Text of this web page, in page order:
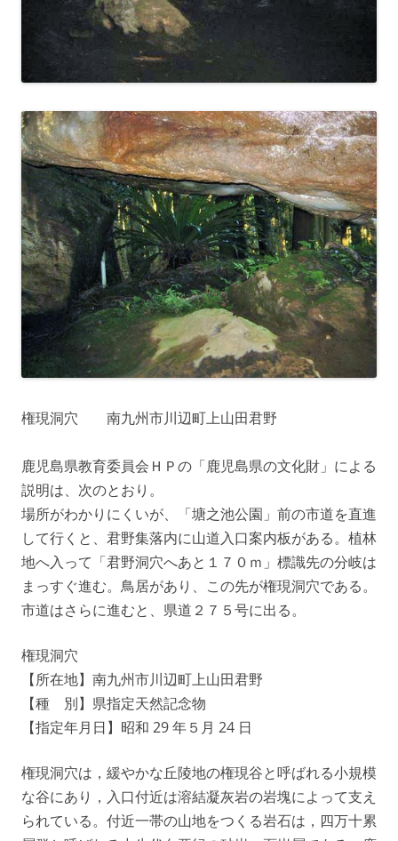
権現洞穴 南九州市川辺町上山田君野
鹿児島県教育委員会ＨＰの「鹿児島県の文化財」による
説明は、次のとおり。
場所がわかりにくいが、「塘之池公園」前の市道を直進
して行くと、君野集落内に山道入口案内板がある。植林
地へ入って「君野洞穴へあと１７０ｍ」標識先の分岐は
まっすぐ進む。鳥居があり、この先が権現洞穴である。
市道はさらに進むと、県道２７５号に出る。
権現洞穴
【所在地】南九州市川辺町上山田君野
【種 別】県指定天然記念物
【指定年月日】昭和 29 年５月 24 日
権現洞穴は，緩やかな丘陵地の権現谷と呼ばれる小規模
な谷にあり，入口付近は溶結凝灰岩の岩塊によって支え
られている。付近一帯の山地をつくる岩石は，四万十累